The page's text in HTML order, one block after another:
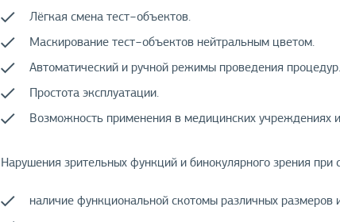
Лёгкая смена тест−объектов.
Маскирование тест−объектов нейтральным цветом.
Автоматический и ручной режимы проведения процедур.
Простота эксплуатации.
Возможность применения в медицинских учреждениях
Нарушения зрительных функций и бинокулярного зрения при
наличие функциональной скотомы различных размеров